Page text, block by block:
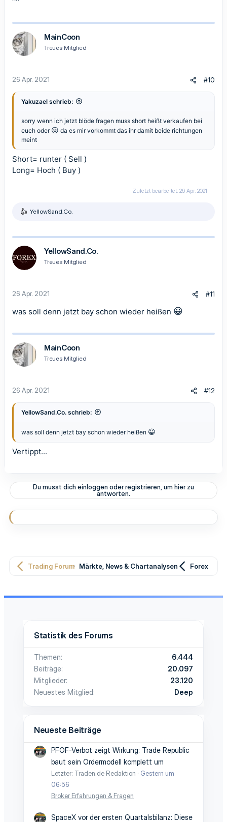
MainCoon
Treues Mitglied
26 Apr. 2021 #10
Yakuzael schrieb:
sorry wenn ich jetzt blöde fragen muss short heißt verkaufen bei
euch oder 😛 da es mir vorkommt das ihr damit beide richtungen
meint
Short= runter ( Sell )
Long= Hoch ( Buy )
Zuletzt bearbeitet: 26 Apr. 2021
R
k
t
i
o
n
:
YellowSand.Co.
YellowSand.Co.
Treues Mitglied
26 Apr. 2021 #11
was soll denn jetzt bay schon wieder heißen 😀
MainCoon
Treues Mitglied
26 Apr. 2021 #12
YellowSand.Co. schrieb:
was soll denn jetzt bay schon wieder heißen 😀
Vertippt...
Du musst dich einloggen oder registrieren, um hier zu
antworten.
Trading Forum Märkte, News & Chartanalysen Forex
Statistik des Forums
Themen
6.444
Beiträge
20.097
Mitglieder
23.120
Neuestes Mitglied
Deep
Neueste Beiträge
PFOF-Verbot zeigt Wirkung: Trade Republic
baut sein Ordermodell komplett um
Letzter: Traden.de Redaktion
Gestern um
06:56
Broker Erfahrungen & Fragen
SpaceX vor der ersten Quartalsbilanz: Diese